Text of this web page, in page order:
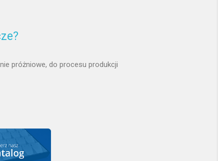
próżniowe, do procesu produkcji